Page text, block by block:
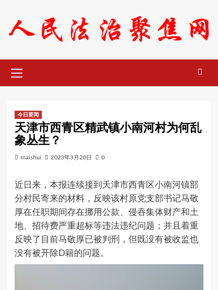
content
Menu
今日要闻
天津市西青区精武镇小南河村为何乱
象丛生？
maishui 2023年3月20日 0
近日来，本报连续接到天津市西青区小南河镇部
分村民寄来的材料，反映该村原党支部书记马敬
厚在任职期间存在挪用公款、侵吞集体财产和土
地、招待费严重超标等违法违纪问题；并且着重
反映了目前马敬厚已被判刑，但既没有被收监也
没有被开除D籍的问题。